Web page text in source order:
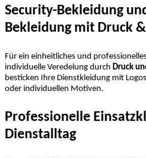
Security-Bekleidung
Bekleidung mit Druck
Für ein einheitliches und
individuelle Veredelung durch Druck
besticken Ihre Dienstkleidung mit
oder individuellen Motiven.
Professionelle
Dienstalltag